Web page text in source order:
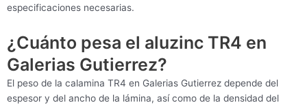
especificaciones necesarias.
¿Cuánto pesa el aluzinc TR4 en
Galerias Gutierrez?
El peso de la calamina TR4 en Galerias Gutierrez depende del
espesor y del ancho de la lámina, así como de la densidad del